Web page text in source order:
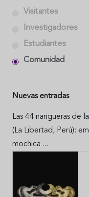
Visitantes
Investigadores
Estudiantes
Comunidad
Nuevas entradas
Las 44 narigueras de
(La Libertad, Perú):
mochica ...